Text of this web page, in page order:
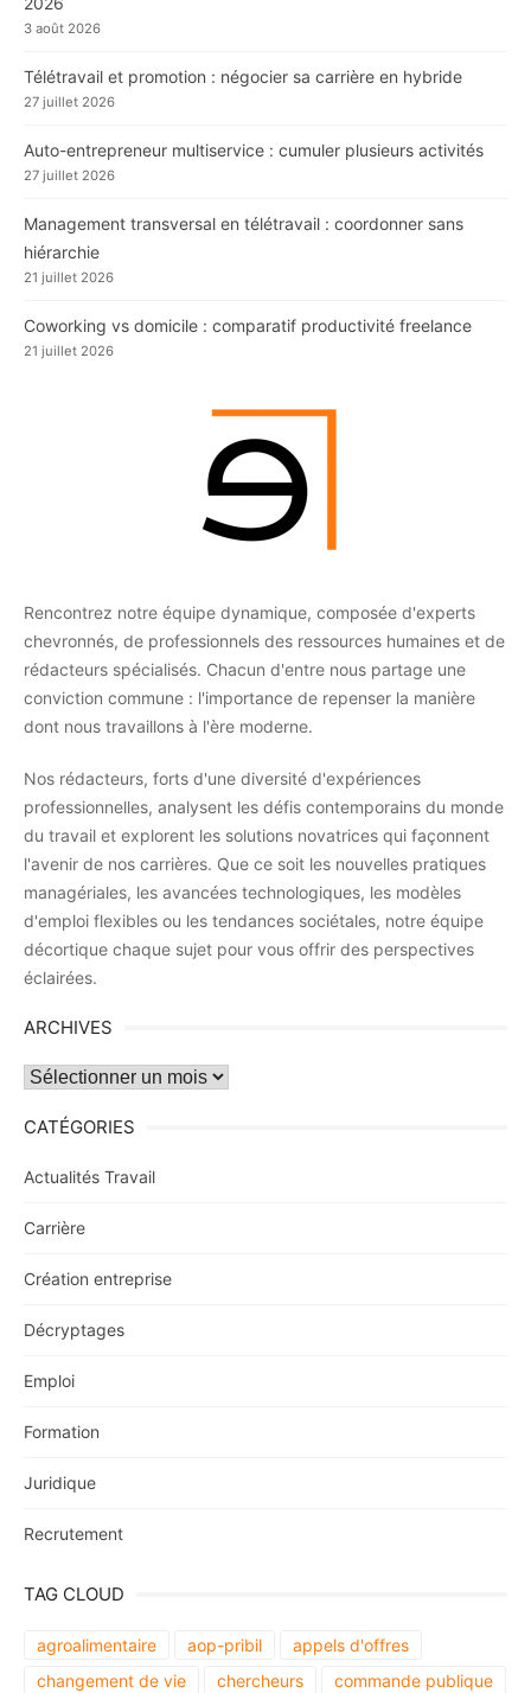
3 août 2026
Télétravail et promotion : négocier sa carrière en hybride
27 juillet 2026
Auto-entrepreneur multiservice : cumuler plusieurs activités
27 juillet 2026
Management transversal en télétravail : coordonner sans
hiérarchie
21 juillet 2026
Coworking vs domicile : comparatif productivité freelance
21 juillet 2026
Rencontrez notre équipe dynamique, composée d'experts
chevronnés, de professionnels des ressources humaines et de
rédacteurs spécialisés. Chacun d'entre nous partage une
conviction commune : l'importance de repenser la manière
dont nous travaillons à l'ère moderne.
Nos rédacteurs, forts d'une diversité d'expériences
professionnelles, analysent les défis contemporains du monde
du travail et explorent les solutions novatrices qui façonnent
l'avenir de nos carrières. Que ce soit les nouvelles pratiques
managériales, les avancées technologiques, les modèles
d'emploi flexibles ou les tendances sociétales, notre équipe
décortique chaque sujet pour vous offrir des perspectives
éclairées.
ARCHIVES
Archives
CATÉGORIES
Actualités Travail
Carrière
Création entreprise
Décryptages
Emploi
Formation
Juridique
Recrutement
TAG CLOUD
agroalimentaire aop-pribil
appels d'offres
changement de vie
chercheurs
commande publique